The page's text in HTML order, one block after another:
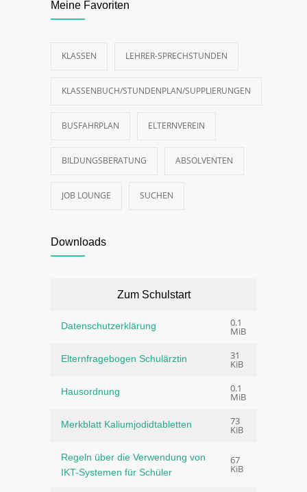
Meine Favoriten
KLASSEN LEHRER-SPRECHSTUNDEN
KLASSENBUCH/STUNDENPLAN/SUPPLIERUNGEN
BUSFAHRPLAN ELTERNVEREIN
BILDUNGSBERATUNG ABSOLVENTEN
JOB LOUNGE SUCHEN
Downloads
Zum Schulstart
Datenschutzerklärung 0.1
MiB
Elternfragebogen Schulärztin 31
KiB
Hausordnung 0.1
MiB
Merkblatt Kaliumjodidtabletten 73
KiB
Regeln über die Verwendung von
IKT-Systemen für Schüler
67
KiB